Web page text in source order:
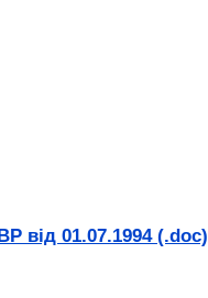
від 01.07.1994 (.doc)